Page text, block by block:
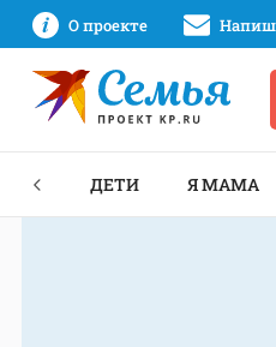
О проекте
ДЕТИ Я МАМА